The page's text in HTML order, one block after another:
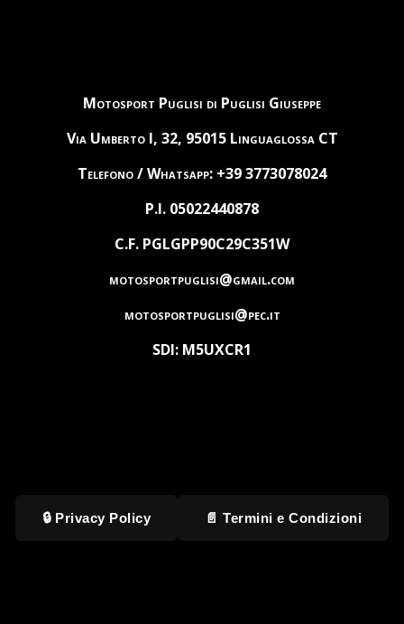
Motosport Puglisi di Puglisi Giuseppe
Via Umberto I, 32, 95015 Linguaglossa CT
Telefono / Whatsapp: +39 3773078024
P.I. 05022440878
C.F. PGLGPP90C29C351W
motosportpuglisi@gmail.com
motosportpuglisi@pec.it
SDI: M5UXCR1
🔒 Privacy Policy 📄 Termini e Condizioni